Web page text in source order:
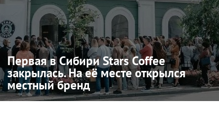
Первая в Сибири Stars Coffee
закрылась. На её месте открылся
местный бренд